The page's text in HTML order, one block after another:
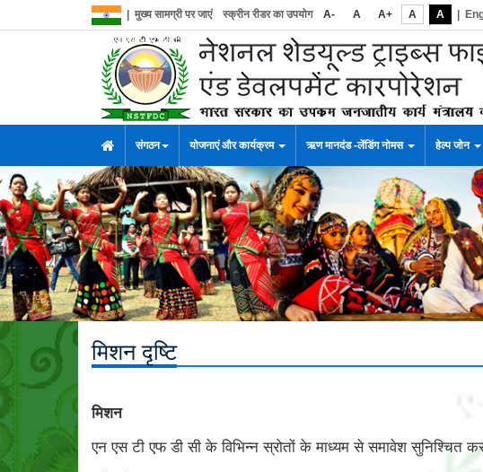
मुख्य सामग्री पर जाएं स्क्रीन रीडर का उपयोग A- A A+ A A
संगठन योजनाएं और कार्यक्रम ऋण मानदंड -लेंडिंग नोमस हेल्प जोन
मिशन दृष्टि
मिशन
एन एस टी एफ डी सी के विभिन्न स्रोतों के माध्यम से समावेश